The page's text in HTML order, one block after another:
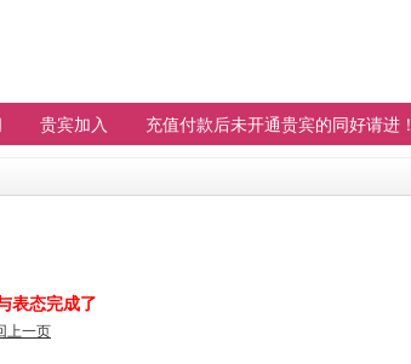
贵宾加入 充值付款后未开通贵宾的同好请进！
表态完成了
上一页